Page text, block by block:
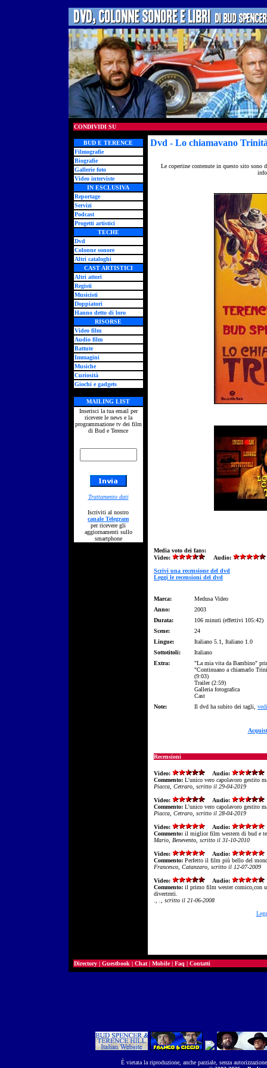
CONDIVIDI SU
BUD E TERENCE
Filmografie
Biografie
Gallerie foto
Video interviste
IN ESCLUSIVA
Reportage
Servizi
Podcast
Progetti artistici
TECHE
Dvd
Colonne sonore
Altri cataloghi
CAST ARTISTICI
Altri attori
Registi
Musicisti
Doppiatori
Hanno detto di loro
RISORSE
Video film
Audio film
Battute
Immagini
Musiche
Curiosità
Giochi e gadgets
MAILING LIST
Inserisci la tua email per
ricevere le news e la
programmazione tv dei film
di Bud e Terence
Trattamento dati
Iscriviti al nostro
canale Telegram
per ricevere gli
aggiornamenti sullo
smartphone
Dvd - Lo chiamavano
Le copertine contenute in questo sito
Media voto dei fans:
Video:
Audio:
Scrivi una recensione del dvd
Leggi le recensioni del dvd
Marca:
Medusa Video
Anno:
2003
Durata:
106 minuti (effettivi 105:42)
Scene:
24
Lingue:
Italiano 5.1, Italiano 1.0
Sottotitoli:
Italiano
Extra:
"La mia vita da Bambino"
"Continuano a chiamarlo
(9:03)
Trailer (2:59)
Galleria fotografica
Cast
Note:
Il dvd ha subito dei tagli,
Recensioni
Video:
Audio:
Commento: L'unico vero capolavoro gestito
Piacca, Cetraro, scritto il 29-04-2019
Video:
Audio:
Commento: L'unico vero capolavoro gestito
Piacca, Cetraro, scritto il 28-04-2019
Video:
Audio:
Commento: il miglior film western di bud e
Mario, Benevento, scritto il 31-10-2010
Video:
Audio:
Commento: Perfetto il film più bello del
Francesco, Catanzaro, scritto il 12-07-2009
Video:
Audio:
Commento: il primo film wester comico,con
divertrnti.
., ., scritto il 21-06-2008
Directory | Guestbook | Chat | Mobile| Faq | Contatti
È vietata la riproduzione, anche parziale, senza